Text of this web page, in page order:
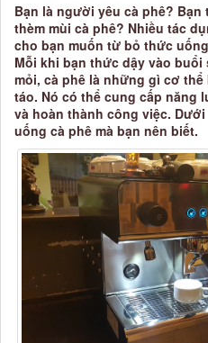
Bạn là người yêu cà phê?
thèm mùi cà phê? Nhiều tác
cho bạn muốn từ bỏ thức
Mỗi khi bạn thức dậy vào buổi
mỏi, cà phê là những gì cơ
táo. Nó có thể cung cấp năng
và hoàn thành công việc.
uống cà phê mà bạn nên biết.